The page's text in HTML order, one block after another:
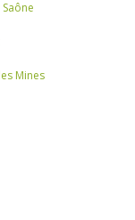
Mines